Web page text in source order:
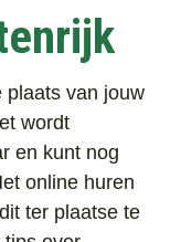
plaats van jouw
wordt
en kunt nog
online huren
ter plaatse te